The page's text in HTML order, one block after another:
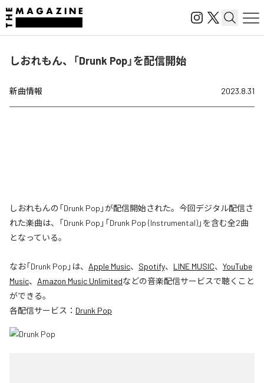
しおれもん、「Drunk Pop」を配信開始
新曲情報 2023.8.31
しおれもんの「Drunk Pop」が配信開始された。今回デジタル配信さ
れた楽曲は、「Drunk Pop」「Drunk Pop (Instrumental)」を含む全2曲
となっている。
なお「Drunk Pop 」は、 Apple Music、 Spotify、 LINE MUSIC、 YouTube
Music、 Amazon Music Unlimitedなどの音楽配信サービスで聴くこと
ができる。
各配信サービス： Drunk Pop